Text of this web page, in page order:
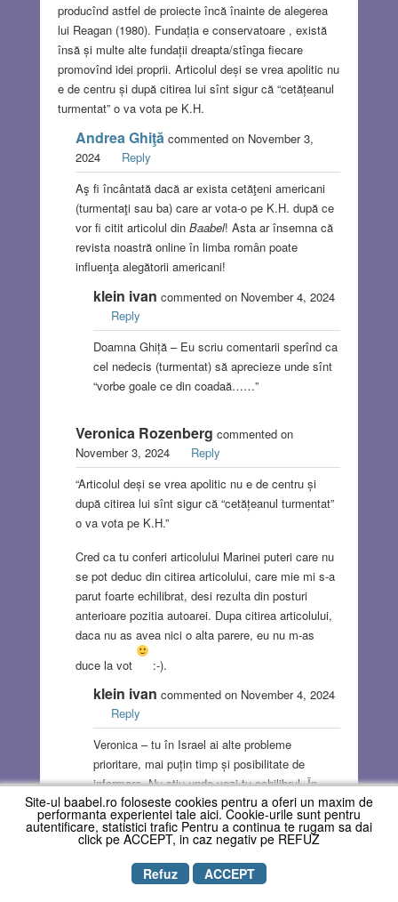
producînd astfel de proiecte încă înainte de alegerea
lui Reagan (1980). Fundația e conservatoare , există
însă și multe alte fundații dreapta/stînga fiecare
promovînd idei proprii. Articolul deși se vrea apolitic nu
e de centru și după citirea lui sînt sigur că “cetățeanul
turmentat” o va vota pe K.H.
Andrea Ghiţă commented on November 3,
2024
Reply
Aş fi încântată dacă ar exista cetăţeni americani
(turmentaţi sau ba) care ar vota-o pe K.H. după ce
vor fi citit articolul din Baabel! Asta ar însemna că
revista noastră online în limba român poate
influenţa alegătorii americani!
klein ivan commented on November 4, 2024
Reply
Doamna Ghiță – Eu scriu comentarii sperînd ca
cel nedecis (turmentat) să aprecieze unde sînt
“vorbe goale ce din coadaă……”
Veronica Rozenberg commented on
November 3, 2024
Reply
“Articolul deși se vrea apolitic nu e de centru și
după citirea lui sînt sigur că “cetățeanul turmentat”
o va vota pe K.H.”
Cred ca tu conferi articolului Marinei puteri care nu
se pot deduc din citirea articolului, care mie mi s-a
parut foarte echilibrat, desi rezulta din posturi
anterioare pozitia autoarei. Dupa citirea articolului,
daca nu as avea nici o alta parere, eu nu m-as
duce la vot
:-).
klein ivan commented on November 4, 2024
Reply
Veronica – tu în Israel ai alte probleme
prioritare, mai puțin timp și posibilitate de
informare. Nu știu unde vezi tu echilibrul. În
primul rînd spațiul acordat perechii electorale
Harris-Walz e pe departe mai mare decît cel
pentru Trump,perechea lui nefiind menționată.
Vezi vre-o afirmație negativă despre K.H.&T.W.
? Însă despre D.T. sînt numai negative și nu
Site-ul baabel.ro foloseste cookies pentru a oferi un maxim de
performanta experientei tale aici. Cookie-urile sunt pentru
autentificare, statistici trafic Pentru a continua te rugam sa dai
click pe ACCEPT, in caz negativ pe REFUZ
Refuz
ACCEPT